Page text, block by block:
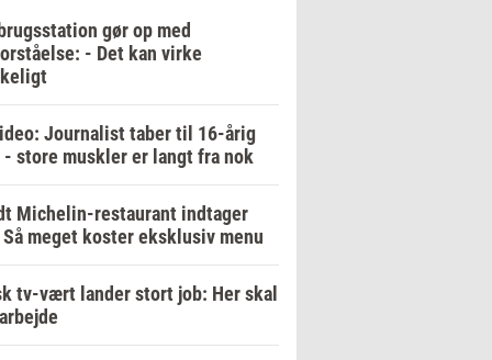
gør op med
- Det kan virke
Journalist taber til 16-årig
- store muskler er langt fra nok
Michelin-restaurant indtager
Så meget koster eksklusiv menu
tv-vært lander stort job: Her skal